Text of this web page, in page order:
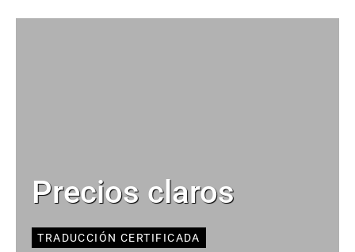
Precios claros
TRADUCCIÓN CERTIFICADA